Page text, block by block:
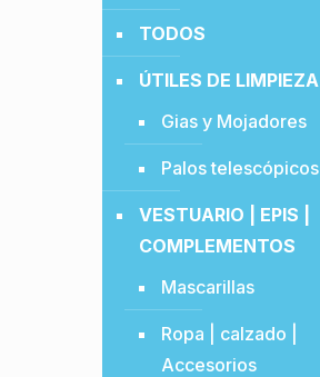
TODOS
ÚTILES DE LIMPIEZA
Gias y Mojadores
Palos telescópicos
VESTUARIO | EPIS |
COMPLEMENTOS
Mascarillas
Ropa | calzado |
Accesorios